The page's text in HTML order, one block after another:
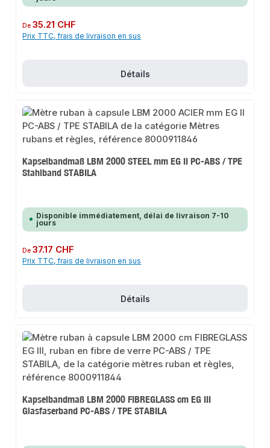
Prix régulier :
De35.21 CHF
Prix TTC, frais de livraison en sus
Détails
Kapselbandmaß LBM 2000 STEEL mm EG II PC-ABS / TPE
Stahlband STABILA
Disponible immédiatement, délai de livraison 7-10
jours
Prix régulier :
De37.17 CHF
Prix TTC, frais de livraison en sus
Détails
Kapselbandmaß LBM 2000 FIBREGLASS cm EG III
Glasfaserband PC-ABS / TPE STABILA